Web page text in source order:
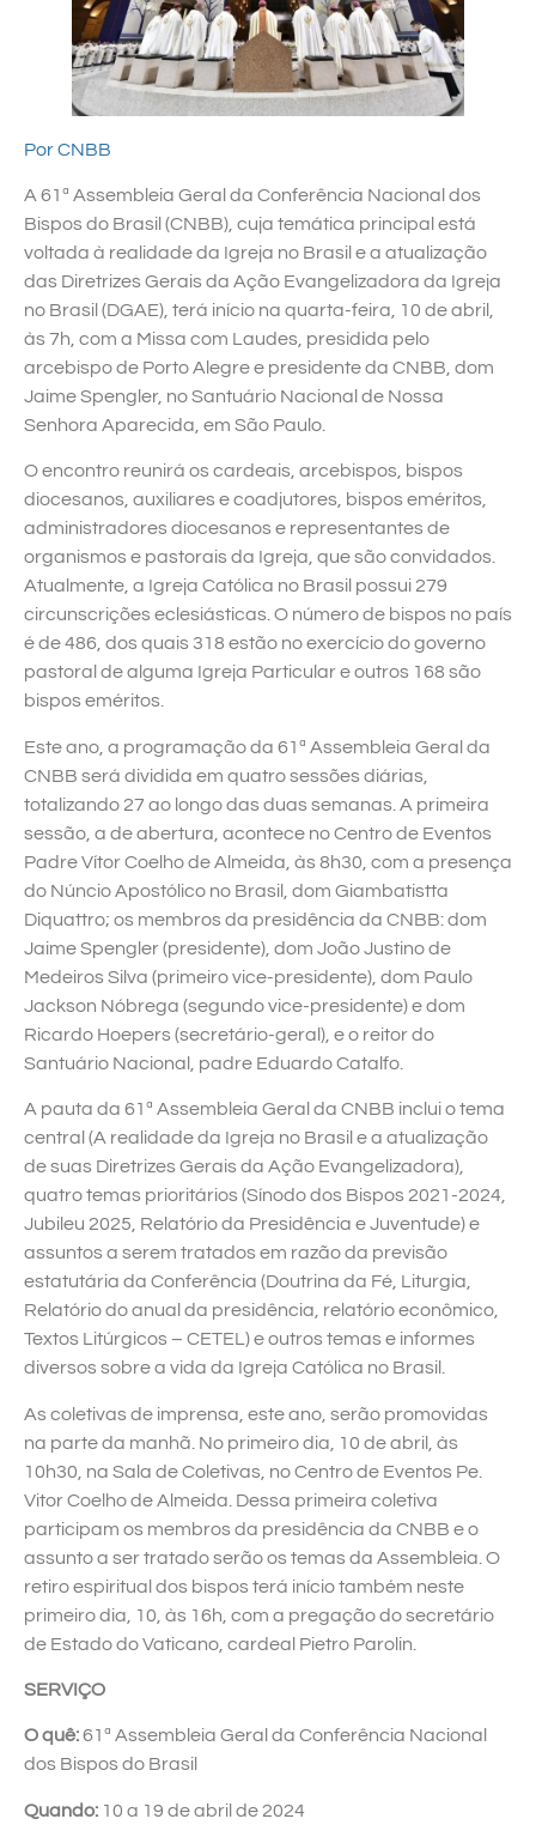
Por CNBB
A 61ª Assembleia Geral da Conferência Nacional dos
Bispos do Brasil (CNBB), cuja temática principal está
voltada à realidade da Igreja no Brasil e a atualização
das Diretrizes Gerais da Ação Evangelizadora da Igreja
no Brasil (DGAE), terá início na quarta-feira, 10 de abril,
às 7h, com a Missa com Laudes, presidida pelo
arcebispo de Porto Alegre e presidente da CNBB, dom
Jaime Spengler, no Santuário Nacional de Nossa
Senhora Aparecida, em São Paulo.
O encontro reunirá os cardeais, arcebispos, bispos
diocesanos, auxiliares e coadjutores, bispos eméritos,
administradores diocesanos e representantes de
organismos e pastorais da Igreja, que são convidados.
Atualmente, a Igreja Católica no Brasil possui 279
circunscrições eclesiásticas. O número de bispos no país
é de 486, dos quais 318 estão no exercício do governo
pastoral de alguma Igreja Particular e outros 168 são
bispos eméritos.
Este ano, a programação da 61ª Assembleia Geral da
CNBB será dividida em quatro sessões diárias,
totalizando 27 ao longo das duas semanas. A primeira
sessão, a de abertura, acontece no Centro de Eventos
Padre Vítor Coelho de Almeida, às 8h30, com a presença
do Núncio Apostólico no Brasil, dom Giambatistta
Diquattro; os membros da presidência da CNBB: dom
Jaime Spengler (presidente), dom João Justino de
Medeiros Silva (primeiro vice-presidente), dom Paulo
Jackson Nóbrega (segundo vice-presidente) e dom
Ricardo Hoepers (secretário-geral), e o reitor do
Santuário Nacional, padre Eduardo Catalfo.
A pauta da 61ª Assembleia Geral da CNBB inclui o tema
central (A realidade da Igreja no Brasil e a atualização
de suas Diretrizes Gerais da Ação Evangelizadora),
quatro temas prioritários (Sínodo dos Bispos 2021-2024,
Jubileu 2025, Relatório da Presidência e Juventude) e
assuntos a serem tratados em razão da previsão
estatutária da Conferência (Doutrina da Fé, Liturgia,
Relatório do anual da presidência, relatório econômico,
Textos Litúrgicos – CETEL) e outros temas e informes
diversos sobre a vida da Igreja Católica no Brasil.
As coletivas de imprensa, este ano, serão promovidas
na parte da manhã. No primeiro dia, 10 de abril, às
10h30, na Sala de Coletivas, no Centro de Eventos Pe.
Vitor Coelho de Almeida. Dessa primeira coletiva
participam os membros da presidência da CNBB e o
assunto a ser tratado serão os temas da Assembleia. O
retiro espiritual dos bispos terá início também neste
primeiro dia, 10, às 16h, com a pregação do secretário
de Estado do Vaticano, cardeal Pietro Parolin.
SERVIÇO
O quê:61ª Assembleia Geral da Conferência Nacional
dos Bispos do Brasil
Quando: 10 a 19 de abril de 2024